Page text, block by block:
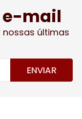
e-mail
nossas últimas
ENVIAR